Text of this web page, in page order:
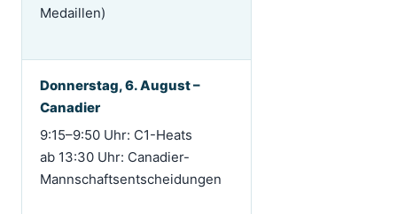
Medaillen)
Donnerstag, 6. August –
Canadier
9:15–9:50 Uhr: C1-Heats
ab 13:30 Uhr: Canadier-
Mannschaftsentscheidungen